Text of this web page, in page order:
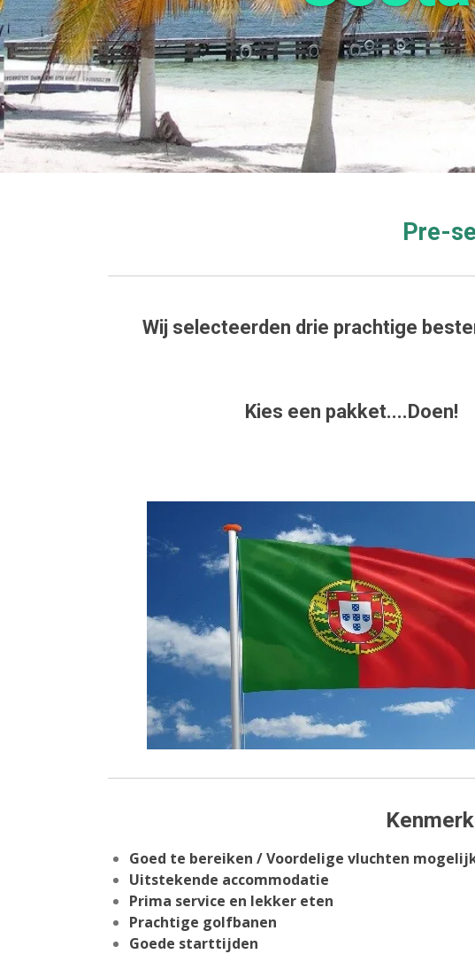
Pre-
Wij selecteerden drie prachtige
Kies een pakket....Doen!
Goed te bereiken / Voordelige vluchten
Uitstekende accommodatie
Prima service en lekker eten
Prachtige golfbanen
Goede starttijden